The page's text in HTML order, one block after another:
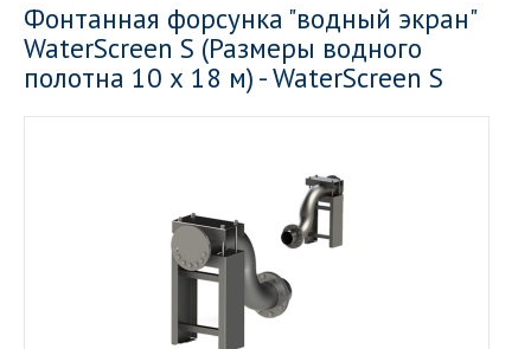
Фонтанная форсунка "водный экран"
WaterScreen S (Размеры водного
полотна 10 х 18 м) - WaterScreen S